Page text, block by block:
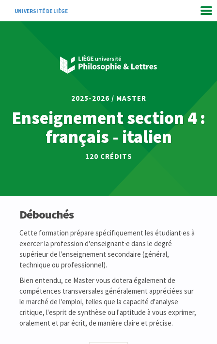
UNIVERSITÉ DE LIÈGE
2025-2026 / MASTER
Enseignement section 4 :
français - italien
120 CRÉDITS
Débouchés
Cette formation prépare spécifiquement les étudiant·es à
exercer la profession d'enseignant·e dans le degré
supérieur de l'enseignement secondaire (général,
technique ou professionnel).
Bien entendu, ce Master vous dotera également de
compétences transversales généralement appréciées sur
le marché de l'emploi, telles que la capacité d'analyse
critique, l'esprit de synthèse ou l'aptitude à vous exprimer,
oralement et par écrit, de manière claire et précise.